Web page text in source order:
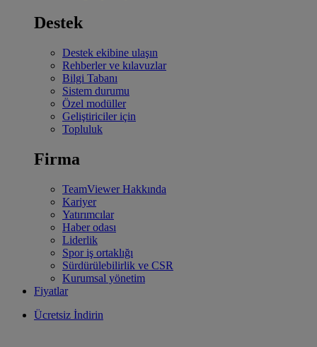
Destek
Destek ekibine ulaşın
Rehberler ve kılavuzlar
Bilgi Tabanı
Sistem durumu
Özel modüller
Geliştiriciler için
Topluluk
Firma
TeamViewer Hakkında
Kariyer
Yatırımcılar
Haber odası
Liderlik
Spor iş ortaklığı
Sürdürülebilirlik ve CSR
Kurumsal yönetim
Fiyatlar
Ücretsiz İndirin